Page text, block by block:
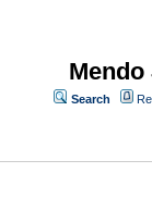
Search